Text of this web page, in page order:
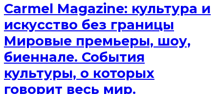
Сarmel Magazine: культура и
искусство без границы
Мировые премьеры, шоу,
биеннале. События
культуры, о которых
говорит весь мир.